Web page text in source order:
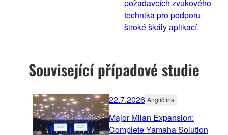
požadavcích zvukového
technika pro podporu
široké škály aplikací.
Související případové studie
22.7.2026 Angličtina
Major Milan Expansion:
Complete Yamaha Solution